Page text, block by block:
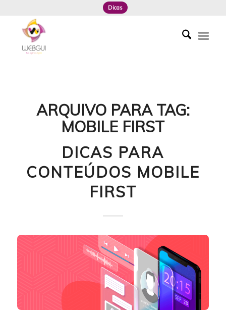
Dicas
ARQUIVO PARA TAG:
MOBILE FIRST
DICAS PARA
CONTEÚDOS MOBILE
FIRST